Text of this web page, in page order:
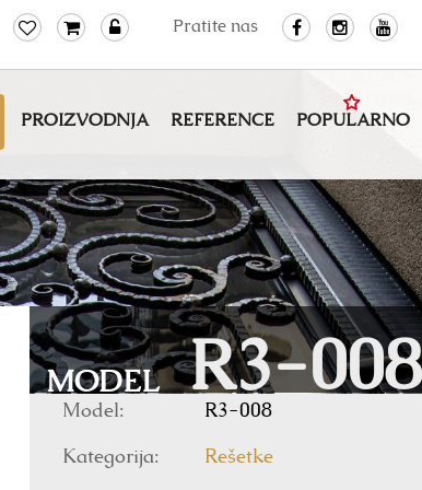
Pratite nas
PROIZVODNJA REFERENCE POPULARNO
MODEL R3-008
Model: R3-008
Kategorija: Rešetke